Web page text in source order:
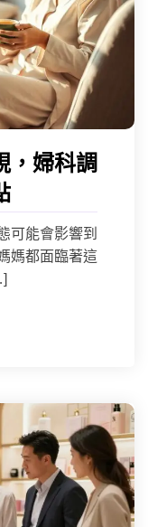
，婦科調
可能會影響到
媽都面臨著這